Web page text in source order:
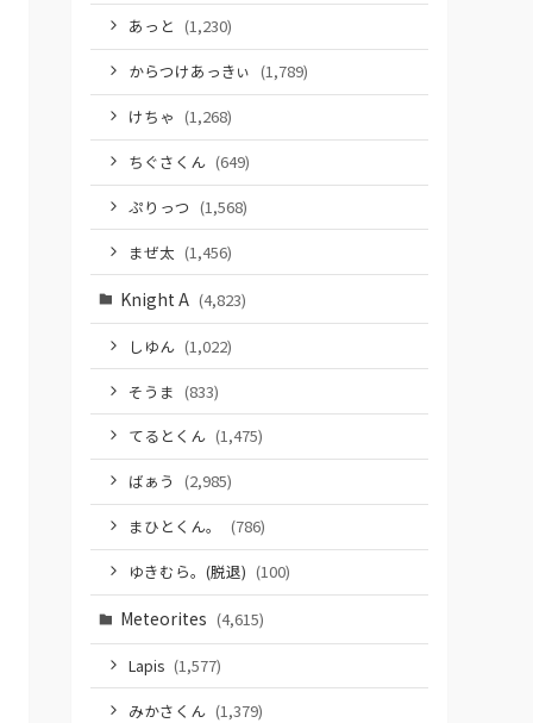
あっと (1,230)
からつけあっきぃ (1,789)
けちゃ (1,268)
ちぐさくん (649)
ぷりっつ (1,568)
まぜ太 (1,456)
Knight A (4,823)
しゆん (1,022)
そうま (833)
てるとくん (1,475)
ばぁう (2,985)
まひとくん。
(786)
ゆきむら。(脱退) (100)
Meteorites (4,615)
Lapis (1,577)
みかさくん (1,379)